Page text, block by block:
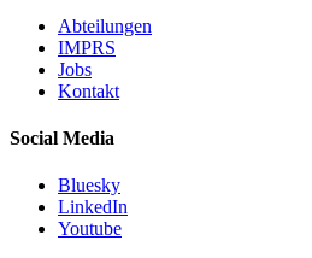
Abteilungen
IMPRS
Jobs
Kontakt
Social Media
Bluesky
LinkedIn
Youtube